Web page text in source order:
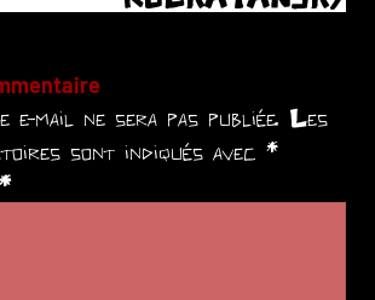
mail ne sera pas publiée. Les
sont indiqués avec *
*